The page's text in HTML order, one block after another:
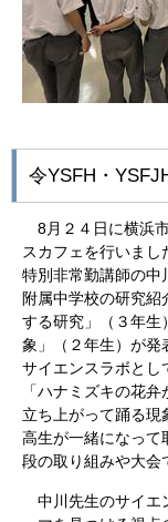
令YSFH・
8月２４日に横浜
スカフェを行いまし
特別非常勤講師の中
附属中学校の研究紹
する研究」（３年生
象」（２年生）が発
サイエンスラボとし
「ハナミズキの花
立ち上がって踊る現
高生が一緒になって
段の取り組みや大会
中川先生のサイエ